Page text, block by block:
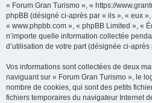
« Forum Gran Turismo », « https://
phpBB (désigné ci-après par « ils », « eux
« www.phpbb.com », « phpBB Limited », «
n’importe quelle information collectée
d’utilisation de votre part (désignée ci-
Vos informations sont collectées de deux
naviguant sur « Forum Gran Turismo », le
nombre de cookies, qui sont des petits
fichiers temporaires du navigateur Internet